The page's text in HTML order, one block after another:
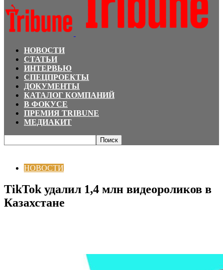
НОВОСТИ
СТАТЬИ
ИНТЕРВЬЮ
СПЕЦПРОЕКТЫ
ДОКУМЕНТЫ
КАТАЛОГ КОМПАНИЙ
В ФОКУСЕ
ПРЕМИЯ TRIBUNE
МЕДИАКИТ
НОВОСТИ
TikTok удалил 1,4 млн видеороликов в
Казахстане